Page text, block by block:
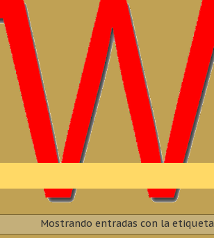
Mostrando entradas con la etiqueta